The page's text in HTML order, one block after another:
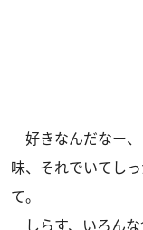
好きなんだなー
味、それでいてし
て。
しらす、いろん